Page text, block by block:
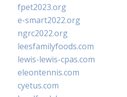
fpet2023.org
e-smart2022.org
ngrc2022.org
leesfamilyfoods.com
lewis-lewis-cpas.com
eleontennis.com
cyetus.com